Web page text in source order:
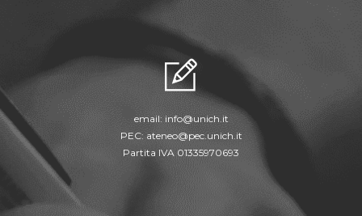
email: info@unich.it
PEC: ateneo@pec.unich.it
Partita IVA 01335970693